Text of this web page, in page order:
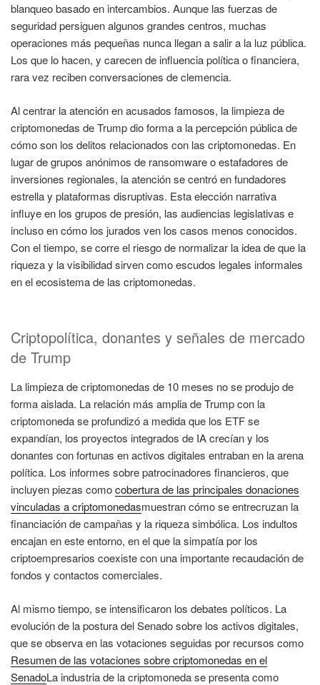
blanqueo basado en intercambios. Aunque las fuerzas de
seguridad persiguen algunos grandes centros, muchas
operaciones más pequeñas nunca llegan a salir a la luz pública.
Los que lo hacen, y carecen de influencia política o financiera,
rara vez reciben conversaciones de clemencia.
Al centrar la atención en acusados famosos, la limpieza de
criptomonedas de Trump dio forma a la percepción pública de
cómo son los delitos relacionados con las criptomonedas. En
lugar de grupos anónimos de ransomware o estafadores de
inversiones regionales, la atención se centró en fundadores
estrella y plataformas disruptivas. Esta elección narrativa
influye en los grupos de presión, las audiencias legislativas e
incluso en cómo los jurados ven los casos menos conocidos.
Con el tiempo, se corre el riesgo de normalizar la idea de que la
riqueza y la visibilidad sirven como escudos legales informales
en el ecosistema de las criptomonedas.
Criptopolítica, donantes y señales de mercado
de Trump
La limpieza de criptomonedas de 10 meses no se produjo de
forma aislada. La relación más amplia de Trump con la
criptomoneda se profundizó a medida que los ETF se
expandían, los proyectos integrados de IA crecían y los
donantes con fortunas en activos digitales entraban en la arena
política. Los informes sobre patrocinadores financieros, que
incluyen piezas comocobertura de las principales donaciones
vinculadas a criptomonedasmuestran cómo se entrecruzan la
financiación de campañas y la riqueza simbólica. Los indultos
encajan en este entorno, en el que la simpatía por los
criptoempresarios coexiste con una importante recaudación de
fondos y contactos comerciales.
Al mismo tiempo, se intensificaron los debates políticos. La
evolución de la postura del Senado sobre los activos digitales,
que se observa en las votaciones seguidas por recursos como
Resumen de las votaciones sobre criptomonedas en el
SenadoLa industria de la criptomoneda se presenta como